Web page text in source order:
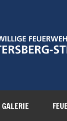
GALERIE